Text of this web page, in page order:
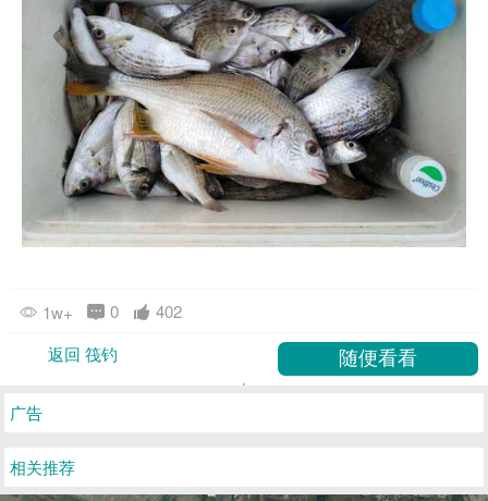
1w+ 0
402
返回 筏钓
广告
相关推荐